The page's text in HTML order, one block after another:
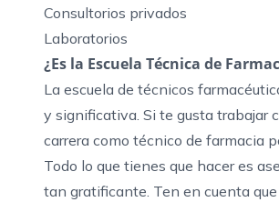
Consultorios privados
Laboratorios
¿Es la Escuela Técnica de
La escuela de técnicos
y significativa. Si te gusta trabajar
carrera como técnico de farmacia
Todo lo que tienes que hacer es
tan gratificante. Ten en cuenta